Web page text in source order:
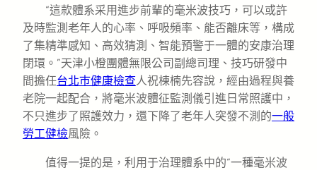
“這款體系采用進步前輩的毫米波技巧，可以或許
及時監測老年人的心率、呼吸頻率、能否離床等，構成
了集精準感知、高效猜測、智能預警于一體的安康治理
閉環。”天津小橙團體無限公司副總司理、技巧研發中
間擔任台北巿健康檢查人祝棟楠先容說，經由過程與養
老院一起配合，將毫米波體征監測儀引進日常照護中，
不只進步了照護效力，還下降了老年人突發不測的一般
勞工健檢風險。
值得一提的是，利用于治理體系中的“一種毫米波